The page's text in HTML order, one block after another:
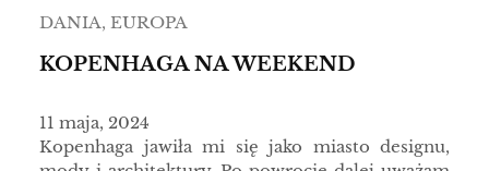
DANIA, EUROPA
KOPENHAGA NA WEEKEND
11 maja, 2024
Kopenhaga jawiła mi się jako miasto designu,